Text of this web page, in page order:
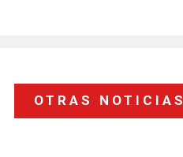
OTRAS NOTICIAS